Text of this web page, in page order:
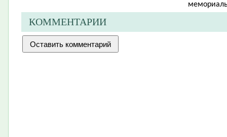
КОММЕНТАРИИ